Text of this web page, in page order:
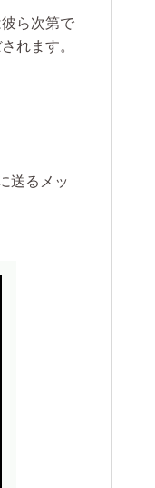
ら次第で
れます。
送るメッ